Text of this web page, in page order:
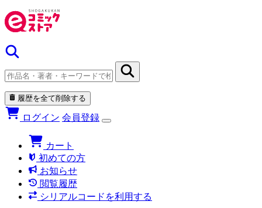
履歴を全て削除する
ログイン 会員登録
カート
初めての方
お知らせ
閲覧履歴
シリアルコードを利用する